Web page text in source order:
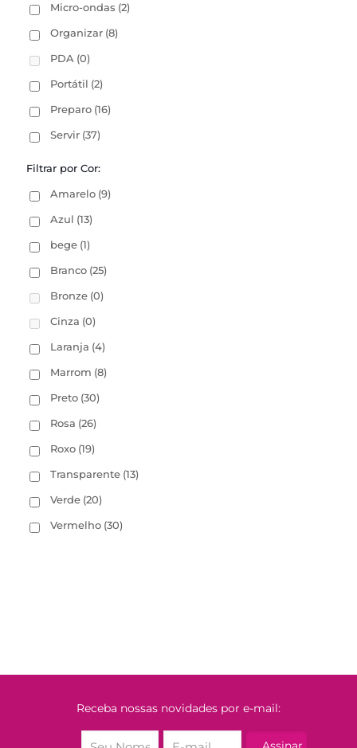
Micro-ondas (2)
Organizar (8)
PDA (0)
Portátil (2)
Preparo (16)
Servir (37)
Filtrar por Cor:
Amarelo (9)
Azul (13)
bege (1)
Branco (25)
Bronze (0)
Cinza (0)
Laranja (4)
Marrom (8)
Preto (30)
Rosa (26)
Roxo (19)
Transparente (13)
Verde (20)
Vermelho (30)
Receba nossas novidades por e-mail: